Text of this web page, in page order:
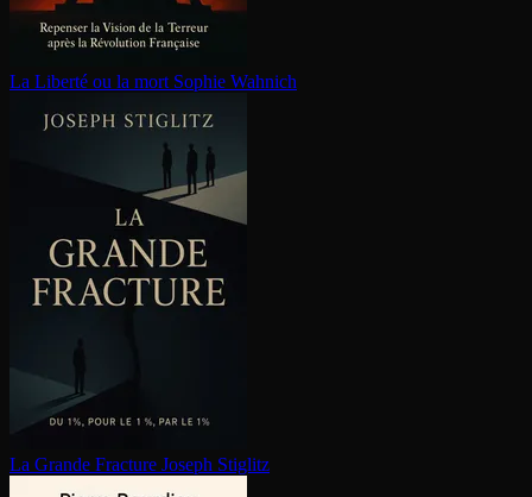
La Liberté ou la mort Sophie Wahnich
La Grande Fracture Joseph Stiglitz